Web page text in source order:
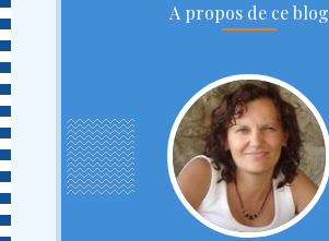
A propos de ce blog